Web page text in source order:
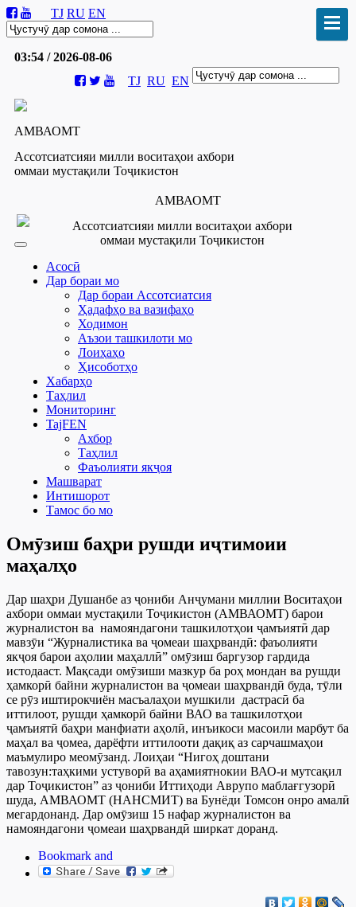
TJ RU EN
03:54 / 2026-08-06
TJ RU EN
АМВАОМТ
Ассотсиатсияи милли воситаҳои ахбори
оммаи мустақили Тоҷикистон
АМВАОМТ
Ассотсиатсияи милли воситаҳои ахбори
оммаи мустақили Тоҷикистон
Асосӣ
Дар бораи мо
Дар бораи Ассотсиатсия
Ҳадафҳо ва вазифаҳо
Ходимон
Аъзои ташкилоти мо
Лоиҳаҳо
Ҳисоботҳо
Хабарҳо
Таҳлил
Мониторинг
TajFEN
Ахбор
Таҳлил
Фаъолияти якҷоя
Машварат
Интишорот
Тамос бо мо
Омӯзиш баҳри рушди иҷтимоии
маҳалҳо
Дар шаҳри Душанбе аз ҷониби Анҷумани миллии Воситаҳои
ахбори оммаи мустақили Тоҷикистон (АМВАОМТ) барои
журналистон ва намояндагони ташкилотҳои ҷамъиятӣ дар
мавзӯи “Журналистика ва ҷомеаи шаҳрвандӣ: фаъолияти
якҷоя барои аҳолии маҳаллӣ” омӯзиш баргузор гардида
истодааст. Мақсади омӯзиши мазкур ба роҳ мондан ва рушди
ҳамкорӣ байни журналистон ва ҷомеаи шаҳрвандӣ буда, тӯли
се рӯз иштирокчиён масъалаҳои мушкили дастрасӣ ба
иттилоот, рушди ҳамкорӣ байни ВАО ва ташкилотҳои
ҷамъиятӣ баҳри манфиати аҳолӣ, инъикоси масоили марбут ба
маҳал ва ҷомеа, дарёфти иттилооти дақиқ аз сарчашмаҳои
маъмулиро меомӯзанд. Лоиҳаи “Нигоҳ доштани
тавозун:таҳкими устуворӣ ва аҳамиятнокии ВАО-и мутсақил
дар Тоҷикистон” аз ҷониби Иттиҳоди Аврупо маблағгузорӣ
шуда, АМВАОМТ (НАНСМИТ) ва Бунёди Томсон онро амалӣ
мегардонанд. Дар омӯзиш 15 нафар журналистон ва
намояндагони ҷомеаи шаҳрвандӣ ширкат доранд.